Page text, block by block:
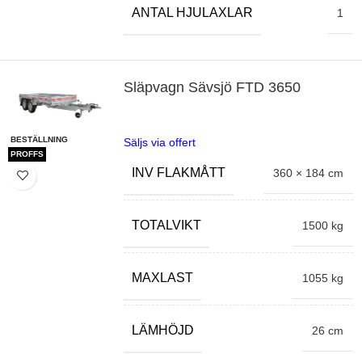
ANTAL HJULAXLAR 1
BESTÄLLNING
PROFFS
Släpvagn Sävsjö FTD 3650
Säljs via offert
INV FLAKMÅTT 360 × 184 cm
TOTALVIKT 1500 kg
MAXLAST 1055 kg
LÄMHÖJD 26 cm